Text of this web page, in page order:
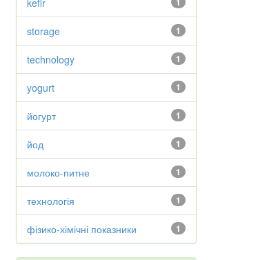
kefir
1
storage
1
technology
1
yogurt
1
йогурт
1
йод
1
молоко-питне
1
технологія
1
фізико-хімічні показники